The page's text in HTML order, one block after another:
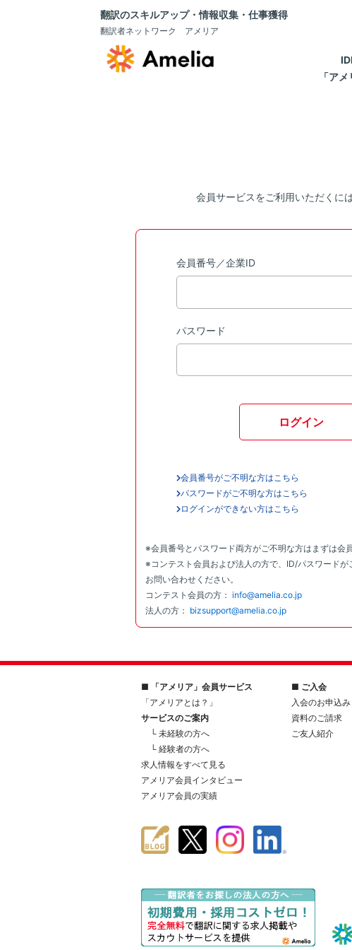
翻訳のスキルアップ・情報収集・仕事獲得
翻訳者ネットワーク アメリア
「ア
会員サービスをご利用いただくに
会員番号／企業ID
パスワード
ログイン
会員番号がご不明な方はこちら
パスワードがご不明な方はこちら
ログインができない方はこちら
※会員番号とパスワード両方がご不明な方はまずは会
※コンテスト会員および法人の方で、ID/パスワードが
お問い合わせください。
コンテスト会員の方： info@amelia.co.jp
法人の方： bizsupport@amelia.co.jp
■ 「アメリア」会員サービス
「アメリアとは？」
サービスのご案内
└ 未経験の方へ
└ 経験者の方へ
求人情報をすべて見る
アメリア会員インタビュー
アメリア会員の実績
■ ご入会
入会のお申込み
資料のご請求
ご友人紹介